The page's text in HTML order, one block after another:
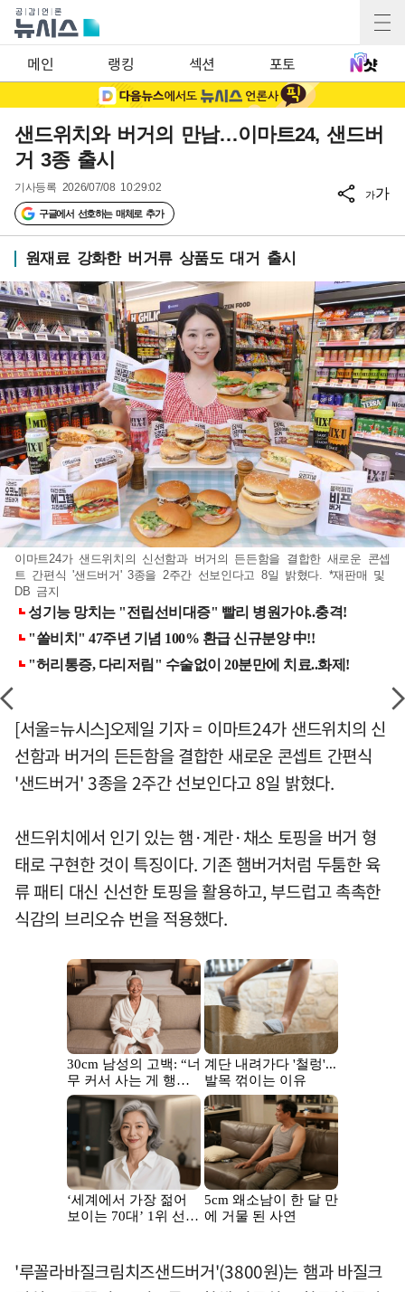
메인 랭킹 섹션 포토
샌드위치와 버거의 만남…이마트24, 샌드버
거 3종 출시
기사등록 2026/07/08 10:29:02
구글에서 선호하는 매체로 추가
가가
원재료 강화한 버거류 상품도 대거 출시
이마트24가 샌드위치의 신선함과 버거의 든든함을 결합한 새로운 콘셉
트 간편식 '샌드버거' 3종을 2주간 선보인다고 8일 밝혔다. *재판매 및
DB 금지
[서울=뉴시스]오제일 기자 = 이마트24가 샌드위치의 신
선함과 버거의 든든함을 결합한 새로운 콘셉트 간편식
'샌드버거' 3종을 2주간 선보인다고 8일 밝혔다.
샌드위치에서 인기 있는 햄·계란·채소 토핑을 버거 형
태로 구현한 것이 특징이다. 기존 햄버거처럼 두툼한 육
류 패티 대신 신선한 토핑을 활용하고, 부드럽고 촉촉한
식감의 브리오슈 번을 적용했다.
'루꼴라바질크림치즈샌드버거'(3800원)는 햄과 바질크